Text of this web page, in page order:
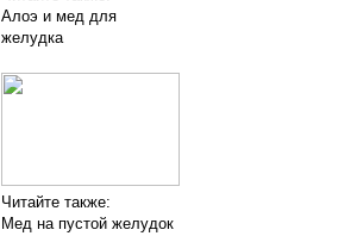
Алоэ и мед для
желудка
Читайте также:
Мед на пустой желудок